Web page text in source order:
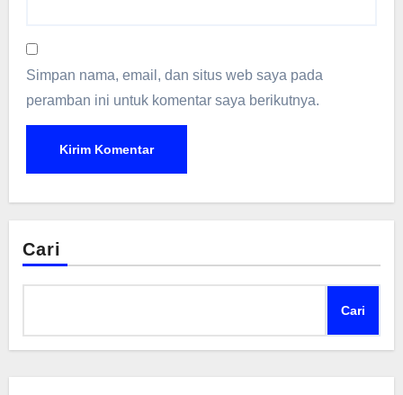
Simpan nama, email, dan situs web saya pada
peramban ini untuk komentar saya berikutnya.
Cari
Cari